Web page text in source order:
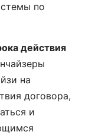
по
действия
на
договора,
и